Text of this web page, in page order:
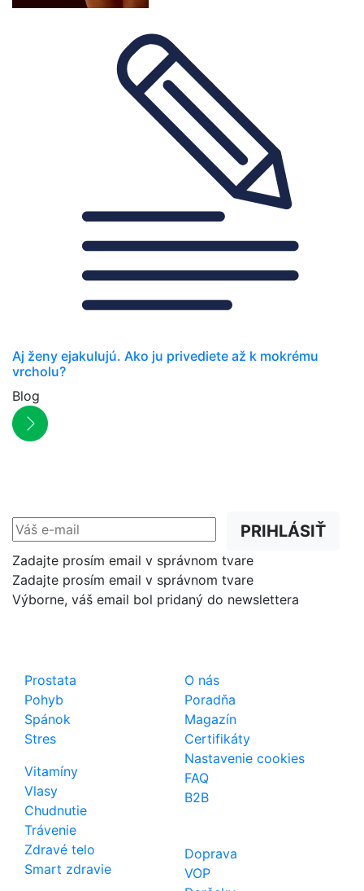
Aj ženy ejakulujú. Ako ju privediete až k mokrému
vrcholu?
Blog
PRIHLÁSIŤ
Zadajte prosím email v správnom tvare
Zadajte prosím email v správnom tvare
Výborne, váš email bol pridaný do newslettera
Prostata
Pohyb
Spánok
Stres
Vitamíny
Vlasy
Chudnutie
Trávenie
Zdravé telo
Smart zdravie
O nás
Poradňa
Magazín
Certifikáty
Nastavenie cookies
FAQ
B2B
Doprava
VOP